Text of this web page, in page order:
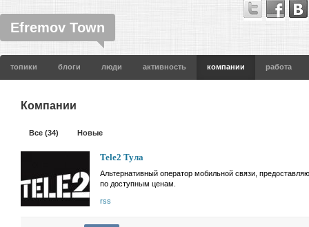
Efremov Town
топики блоги люди активность компании работа
Компании
Все (34) Новые
Tele2 Тула
Альтернативный оператор мобильной связи,
по доступным ценам.
rss